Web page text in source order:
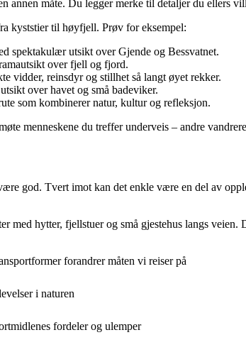
annen måte. Du legger merke til detaljer du ellers
kyststier til høyfjell. Prøv for eksempel:
spektakulær utsikt over Gjende og Bessvatnet.
over fjell og fjord.
vidder, reinsdyr og stillhet så langt øyet rekker.
over havet og små badeviker.
som kombinerer natur, kultur og refleksjon.
menneskene du treffer underveis – andre
god. Tvert imot kan det enkle være en del av
med hytter, fjellstuer og små gjestehus langs
forandrer måten vi reiser på
i naturen
fordeler og ulemper